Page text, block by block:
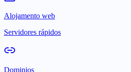
Alojamento web
Servidores rápidos
Dominios